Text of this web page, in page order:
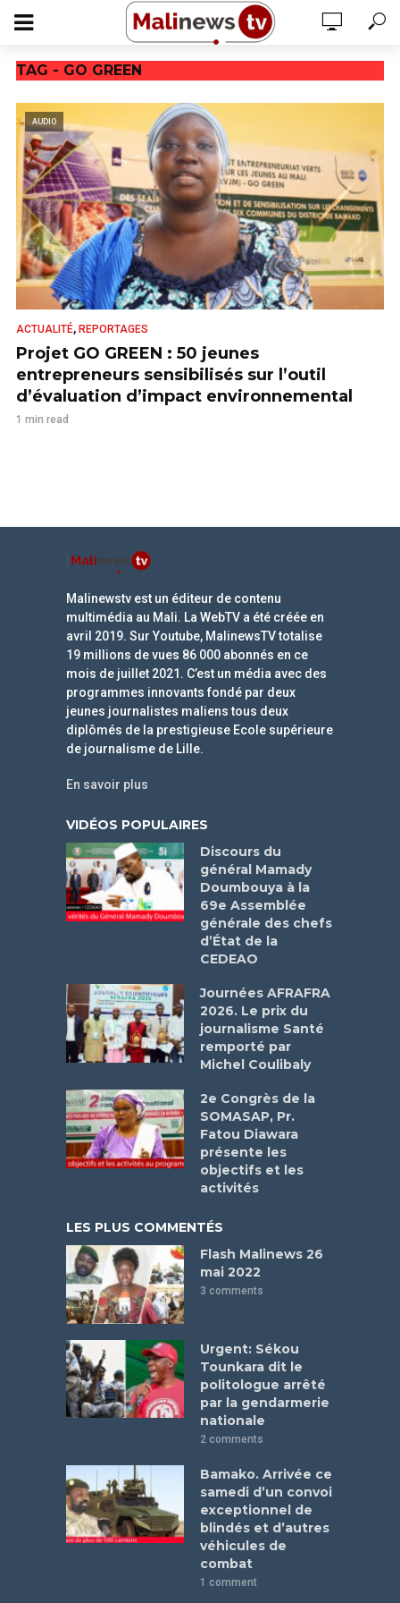
TAG - GO GREEN
AUDIO
ACTUALITÉ, REPORTAGES
Projet GO GREEN : 50 jeunes
entrepreneurs sensibilisés sur l’outil
d’évaluation d’impact environnemental
1 min read
Malinewstv est un éditeur de contenu
multimédia au Mali. La WebTV a été créée en
avril 2019. Sur Youtube, MalinewsTV totalise
19 millions de vues 86 000 abonnés en ce
mois de juillet 2021. C’est un média avec des
programmes innovants fondé par deux
jeunes journalistes maliens tous deux
diplômés de la prestigieuse Ecole supérieure
de journalisme de Lille.
En savoir plus
VIDÉOS POPULAIRES
Discours du
général Mamady
Doumbouya à la
69e Assemblée
générale des chefs
d’État de la
CEDEAO
Journées AFRAFRA
2026. Le prix du
journalisme Santé
remporté par
Michel Coulibaly
2e Congrès de la
SOMASAP, Pr.
Fatou Diawara
présente les
objectifs et les
activités
LES PLUS COMMENTÉS
Flash Malinews 26
mai 2022
3 comments
Urgent: Sékou
Tounkara dit le
politologue arrêté
par la gendarmerie
nationale
2 comments
Bamako. Arrivée ce
samedi d’un convoi
exceptionnel de
blindés et d’autres
véhicules de
combat
1 comment